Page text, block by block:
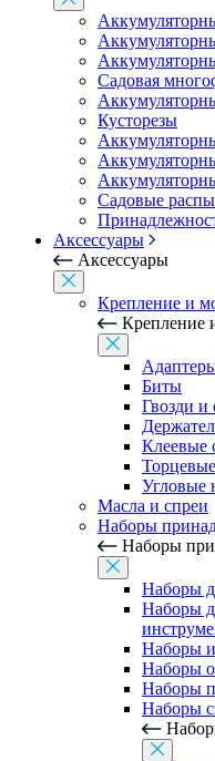
Садовая
Кусторезы
Садовые
Аксессуары
Аксессуары
Крепление и
Крепление
Биты
Гвозди и
Клеевые
Угловые
Масла и спреи
Наборы
Наборы
Наборы
Наборы
Наборы
Наборы
Наборы
Наборы